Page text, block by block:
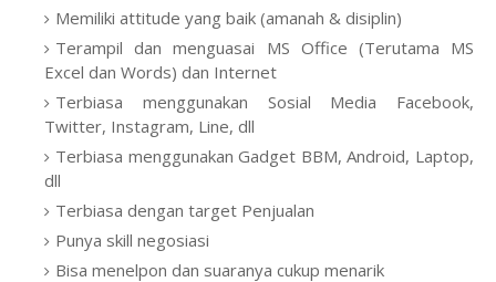
Memiliki attitude yang baik (amanah & disiplin)
Terampil dan menguasai MS Office (Terutama MS
Excel dan Words) dan Internet
Terbiasa menggunakan Sosial Media Facebook,
Twitter, Instagram, Line, dll
Terbiasa menggunakan Gadget BBM, Android, Laptop,
dll
Terbiasa dengan target Penjualan
Punya skill negosiasi
Bisa menelpon dan suaranya cukup menarik